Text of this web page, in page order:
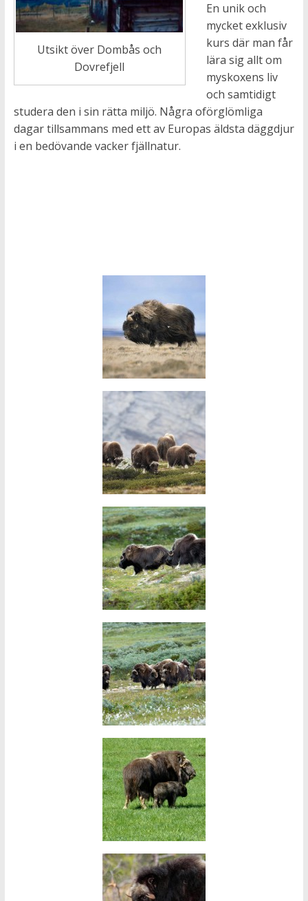
Utsikt över Dombås och
Dovrefjell
En unik och
mycket exklusiv
kurs där man får
lära sig allt om
myskoxens liv
och samtidigt
studera den i sin rätta miljö. Några oförglömliga
dagar tillsammans med ett av Europas äldsta däggdjur
i en bedövande vacker fjällnatur.